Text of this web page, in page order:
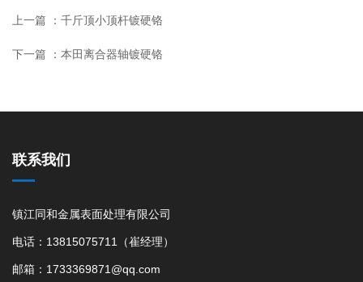
上一篇 ： 千斤顶小顶杆镀硬铬
下一篇 ： 本田离合器轴镀硬铬
联系我们
镇江同和金属表面处理有限公司
电话：13815075711（崔经理）
邮箱：1733369871@qq.com